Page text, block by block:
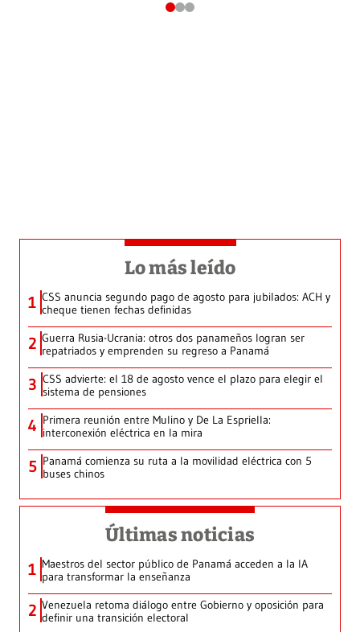
Lo más leído
1 CSS anuncia segundo pago de agosto para jubilados: ACH y
cheque tienen fechas definidas
2 Guerra Rusia-Ucrania: otros dos panameños logran ser
repatriados y emprenden su regreso a Panamá
3 CSS advierte: el 18 de agosto vence el plazo para elegir el
sistema de pensiones
4 Primera reunión entre Mulino y De La Espriella:
interconexión eléctrica en la mira
5 Panamá comienza su ruta a la movilidad eléctrica con 5
buses chinos
Últimas noticias
1 Maestros del sector público de Panamá acceden a la IA
para transformar la enseñanza
2 Venezuela retoma diálogo entre Gobierno y oposición para
definir una transición electoral